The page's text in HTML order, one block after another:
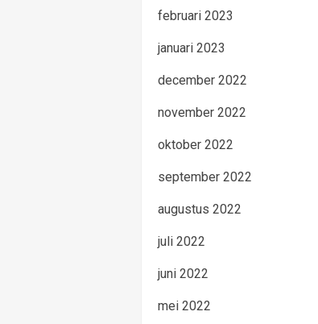
februari 2023
januari 2023
december 2022
november 2022
oktober 2022
september 2022
augustus 2022
juli 2022
juni 2022
mei 2022